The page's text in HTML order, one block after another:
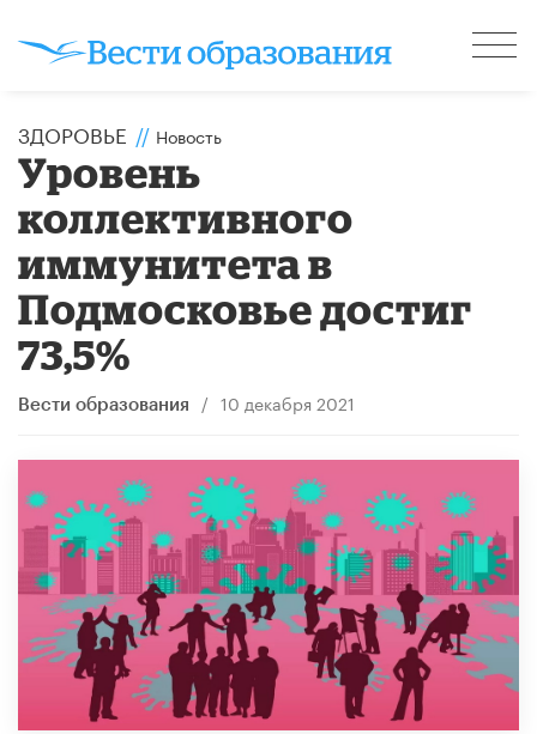
ЗДОРОВЬЕ // Новость
Уровень
коллективного
иммунитета в
Подмосковье достиг
73,5%
Вести образования / 10 декабря 2021